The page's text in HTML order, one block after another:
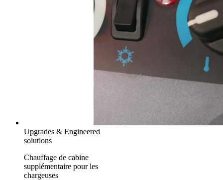
Upgrades & Engineered
solutions
Chauffage de cabine
supplémentaire pour les
chargeuses